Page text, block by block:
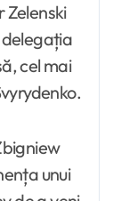
Zelenski
cel mai
unui